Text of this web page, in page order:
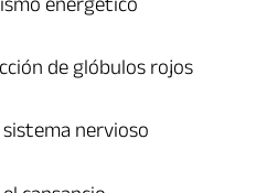
energético
de glóbulos rojos
nervioso